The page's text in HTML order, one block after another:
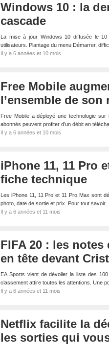
Windows 10 : la
cascade
La mise à jour Windows 10 diffusée le 10
utilisateurs. Plantage du menu Démarrer,
Il y a 6 années et 10 mois
Free Mobile
l’ensemble de son
Free Mobile a déployé une technologie
abonnés peuvent profiter d’un débit en
Il y a 6 années et 10 mois
iPhone 11, 11 Pro
fiche technique
Les iPhone 11, 11 Pro et 11 Pro Max sont
photo, date de sortie et prix. Pour tout savoir…
Il y a 6 années et 11 mois
FIFA 20 : les
en tête devant
EA Sports vient de dévoiler la liste des
classement attire toutes les attentions. Une
Il y a 6 années et 11 mois
Netflix facilite la
les sorties qui